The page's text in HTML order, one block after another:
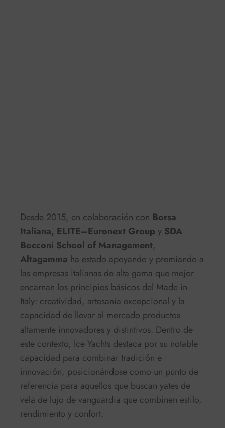
Desde 2015, en colaboración con Borsa
Italiana, ELITE–Euronext Group y SDA
Bocconi School of Management,
Altagamma ha estado apoyando y premiando a
las empresas italianas de alta gama que mejor
encarnan los principios básicos del Made in
Italy: creatividad, artesanía excepcional y la
capacidad de llevar al mercado productos
altamente innovadores y distintivos. Dentro de
este contexto, Ice Yachts destaca por su notable
capacidad para combinar tradición e
innovación, posicionándose como un punto de
referencia para aquellos que buscan yates de
vela de lujo de vanguardia que combinen estilo,
rendimiento y confort.